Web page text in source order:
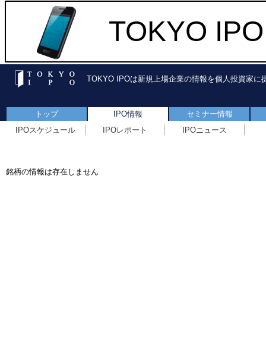
TOKYO
TOKYO IPOは新規上場企業の情報を個人投資家に
トップ IPO情報
セミナー情報
IPOスケジュール
IPOレポート IPOニュース
銘柄の情報は存在しません